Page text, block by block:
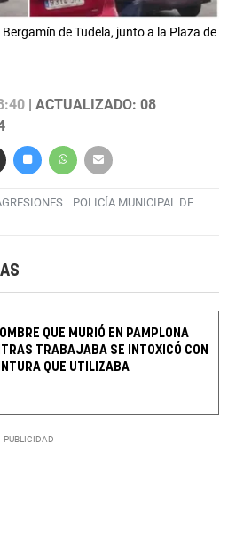
de Tudela, junto a la Plaza de
| ACTUALIZADO: 08
POLICÍA MUNICIPAL DE
QUE MURIÓ EN PAMPLONA
TRABAJABA SE INTOXICÓ CON
QUE UTILIZABA